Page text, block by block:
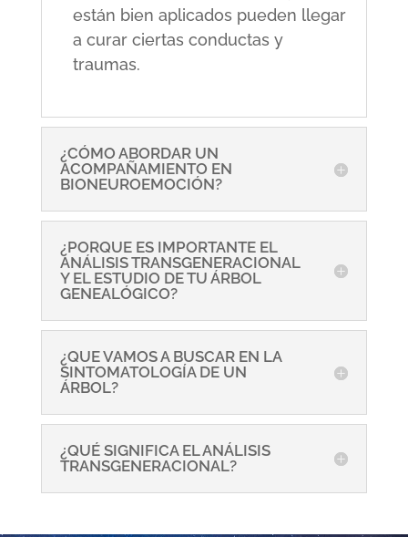
están bien aplicados pueden llegar
a curar ciertas conductas y
traumas.
¿CÓMO ABORDAR UN
ACOMPAÑAMIENTO EN
BIONEUROEMOCIÓN?
¿PORQUE ES IMPORTANTE EL
ANÁLISIS TRANSGENERACIONAL
Y EL ESTUDIO DE TU ÁRBOL
GENEALÓGICO?
¿QUE VAMOS A BUSCAR EN LA
SINTOMATOLOGÍA DE UN
ÁRBOL?
¿QUÉ SIGNIFICA EL ANÁLISIS
TRANSGENERACIONAL?